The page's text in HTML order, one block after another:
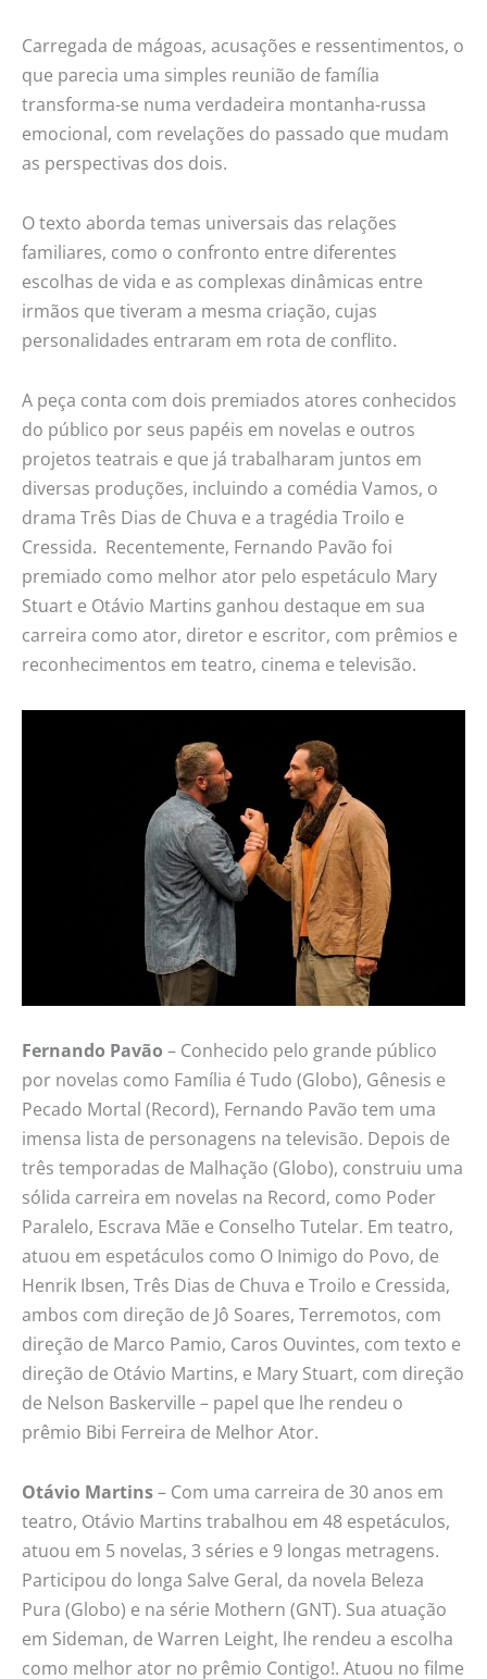
Carregada de mágoas, acusações e ressentimentos, o
que parecia uma simples reunião de família
transforma-se numa verdadeira montanha-russa
emocional, com revelações do passado que mudam
as perspectivas dos dois.
O texto aborda temas universais das relações
familiares, como o confronto entre diferentes
escolhas de vida e as complexas dinâmicas entre
irmãos que tiveram a mesma criação, cujas
personalidades entraram em rota de conflito.
A peça conta com dois premiados atores conhecidos
do público por seus papéis em novelas e outros
projetos teatrais e que já trabalharam juntos em
diversas produções, incluindo a comédia Vamos, o
drama Três Dias de Chuva e a tragédia Troilo e
Cressida. Recentemente, Fernando Pavão foi
premiado como melhor ator pelo espetáculo Mary
Stuart e Otávio Martins ganhou destaque em sua
carreira como ator, diretor e escritor, com prêmios e
reconhecimentos em teatro, cinema e televisão.
Fernando Pavão – Conhecido pelo grande público
por novelas como Família é Tudo (Globo), Gênesis e
Pecado Mortal (Record), Fernando Pavão tem uma
imensa lista de personagens na televisão. Depois de
três temporadas de Malhação (Globo), construiu uma
sólida carreira em novelas na Record, como Poder
Paralelo, Escrava Mãe e Conselho Tutelar. Em teatro,
atuou em espetáculos como O Inimigo do Povo, de
Henrik Ibsen, Três Dias de Chuva e Troilo e Cressida,
ambos com direção de Jô Soares, Terremotos, com
direção de Marco Pamio, Caros Ouvintes, com texto e
direção de Otávio Martins, e Mary Stuart, com direção
de Nelson Baskerville – papel que lhe rendeu o
prêmio Bibi Ferreira de Melhor Ator.
Otávio Martins– Com uma carreira de 30 anos em
teatro, Otávio Martins trabalhou em 48 espetáculos,
atuou em 5 novelas, 3 séries e 9 longas metragens.
Participou do longa Salve Geral, da novela Beleza
Pura (Globo) e na série Mothern (GNT). Sua atuação
em Sideman, de Warren Leight, lhe rendeu a escolha
como melhor ator no prêmio Contigo!. Atuou no filme